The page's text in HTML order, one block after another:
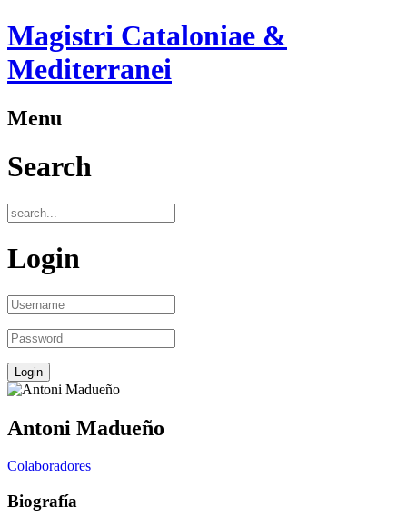
Magistri Cataloniae &
Mediterranei
Menu
Search
Login
Antoni Madueño
Colaboradores
Biografía